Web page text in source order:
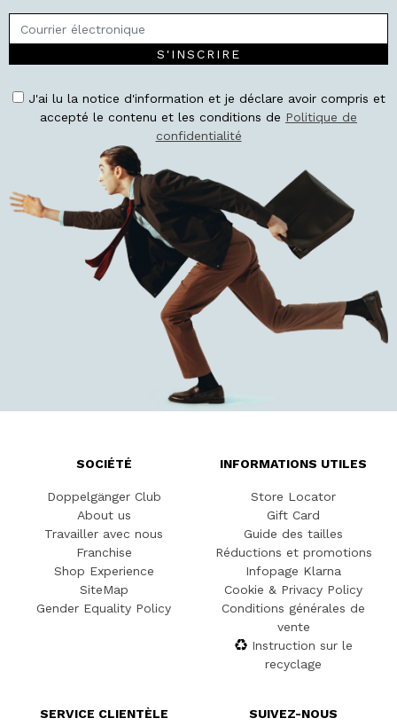
S'INSCRIRE
J'ai lu la notice d'information et je déclare avoir compris et
accepté le contenu et les conditions de Politique de
confidentialité
SOCIÉTÉ
Doppelgänger Club
About us
Travailler avec nous
Franchise
Shop Experience
SiteMap
Gender Equality Policy
INFORMATIONS UTILES
Store Locator
Gift Card
Guide des tailles
Réductions et promotions
Infopage Klarna
Cookie & Privacy Policy
Conditions générales de
vente
Instruction sur le
recyclage
SERVICE CLIENTÈLE SUIVEZ-NOUS